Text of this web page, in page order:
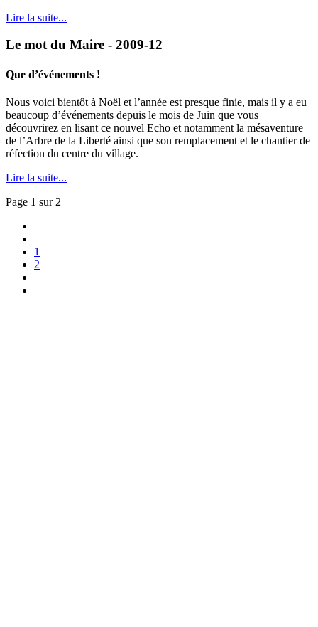
Lire la suite...
Le mot du Maire - 2009-12
Que d’événements !
Nous voici bientôt à Noël et l’année est presque finie, mais il y a eu
beaucoup d’événements depuis le mois de Juin que vous
découvrirez en lisant ce nouvel Echo et notamment la mésaventure
de l’Arbre de la Liberté ainsi que son remplacement et le chantier de
réfection du centre du village.
Lire la suite...
Page 1 sur 2
1
2